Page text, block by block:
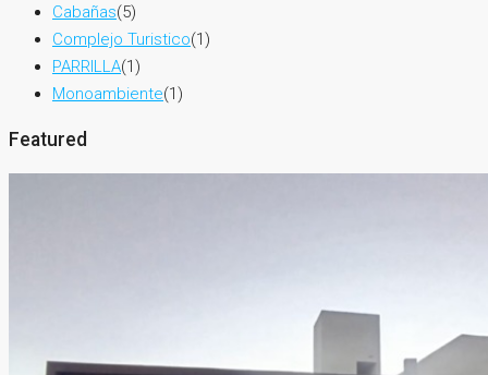
Cabañas(5)
Complejo Turistico(1)
PARRILLA(1)
Monoambiente(1)
Featured